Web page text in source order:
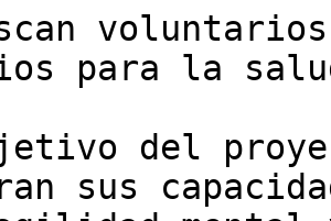
para la
del
sus